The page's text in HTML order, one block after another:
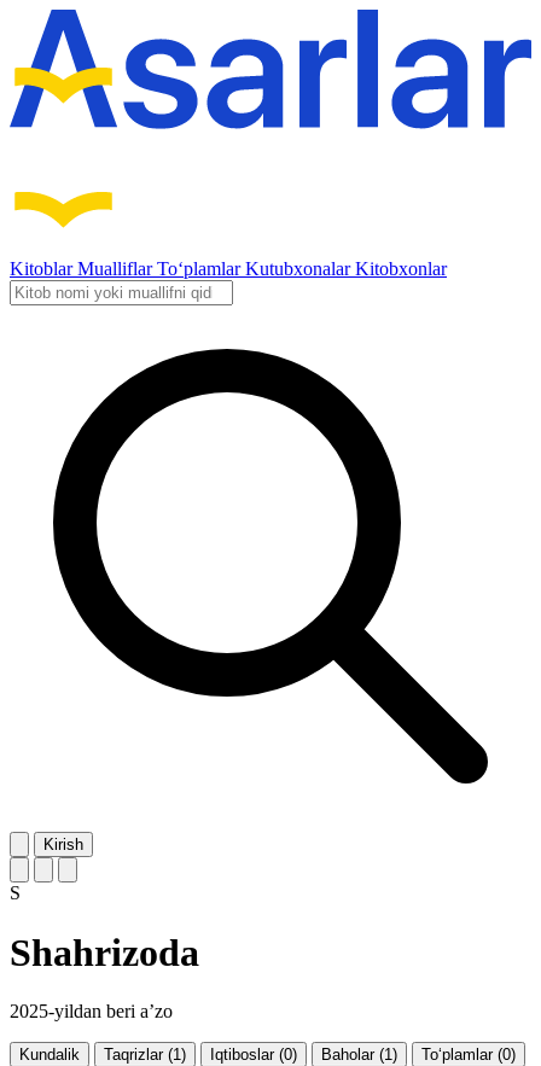
KitoblarMualliflarTo‘plamlarKutubxonalarKitobxonlar
Kirish
S
Shahrizoda
2025-yildan beri a’zo
Kundalik Taqrizlar (1) Iqtiboslar (0) Baholar (1) To‘plamlar (0)